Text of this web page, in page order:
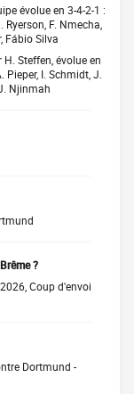
évolue en 3-4-2-1 :
F. Nmecha,
Fábio Silva
Steffen, évolue en
Pieper, I. Schmidt, J.
Njinmah
?
Coup d'envoi
Dortmund -